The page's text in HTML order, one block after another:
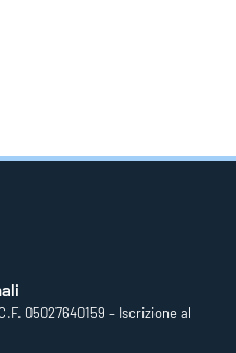
05027640159 – Iscrizione al